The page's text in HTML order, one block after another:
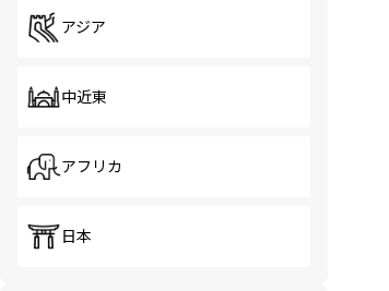
アジア
中近東
アフリカ
日本